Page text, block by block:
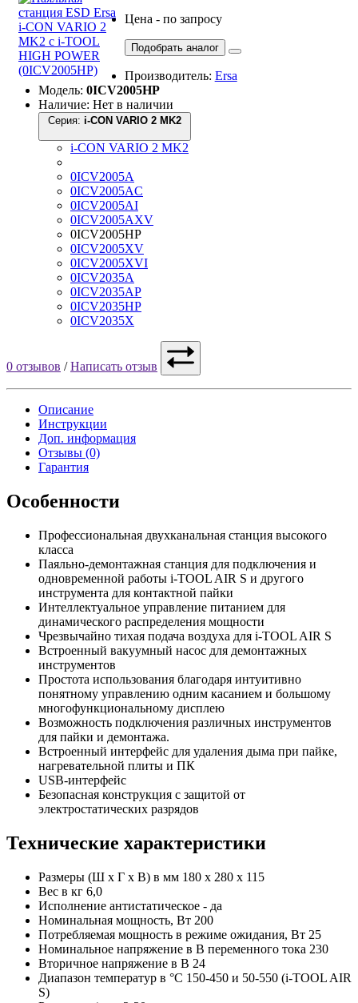
Цена - по запросу
Подобрать аналог
Производитель: Ersa
Модель: 0ICV2005HP
Наличие: Нет в наличии
Серия:
i-CON VARIO 2 MK2
0ICV2005A
0ICV2005AC
0ICV2005AI
0ICV2005AXV
0ICV2005HP
0ICV2005XV
0ICV2005XVI
0ICV2035A
0ICV2035AP
0ICV2035HP
0ICV2035X
0 отзывов /Написать отзыв
Описание
Инструкции
Доп. информация
Отзывы (0)
Гарантия
Особенности
Профессиональная двухканальная станция высокого
класса
Паяльно-демонтажная станция для подключения и
одновременной работы i-TOOL AIR S и другого
инструмента для контактной пайки
Интеллектуальное управление питанием для
динамического распределения мощности
Чрезвычайно тихая подача воздуха для i-TOOL AIR S
Встроенный вакуумный насос для демонтажных
инструментов
Простота использования благодаря интуитивно
понятному управлению одним касанием и большому
многофункциональному дисплею
Возможность подключения различных инструментов
для пайки и демонтажа.
Встроенный интерфейс для удаления дыма при пайке,
нагревательной плиты и ПК
USB-интерфейс
Безопасная конструкция с защитой от
электростатических разрядов
Технические характеристики
Размеры (Ш x Г x В) в мм 180 x 280 x 115
Вес в кг 6,0
Исполнение антистатическое - да
Номинальная мощность, Вт 200
Потребляемая мощность в режиме ожидания, Вт 25
Номинальное напряжение в В переменного тока 230
Вторичное напряжение в В 24
Диапазон температур в °C 150-450 и 50-550 (i-TOOL AIR
S)